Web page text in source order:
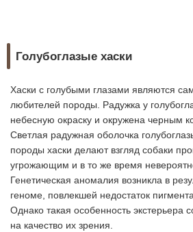
Голубоглазые хаски
Хаски с голубыми глазами являются
любителей породы. Радужка у
небесную окраску и окружена черным
Светлая радужная оболочка
породы хаски делают взгляд собаки
угрожающим и в то же время
Генетическая аномалия возникла в
геноме, повлекшей недостаток
Однако такая особенность экстерьера
на качество их зрения.